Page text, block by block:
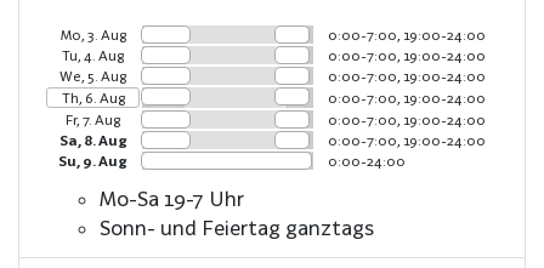
Mo, 3. Aug
0:00-7:00, 19:00-24:00
Tu, 4. Aug
0:00-7:00, 19:00-24:00
We, 5. Aug
0:00-7:00, 19:00-24:00
Th, 6. Aug
0:00-7:00, 19:00-24:00
Fr, 7. Aug
0:00-7:00, 19:00-24:00
Sa, 8. Aug
0:00-7:00, 19:00-24:00
Su, 9. Aug
0:00-24:00
Mo-Sa 19-7 Uhr
Sonn- und Feiertag ganztags